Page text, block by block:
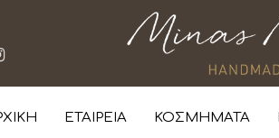
ΕΤΑΙΡΕΙΑ ΚΟΣΜΗΜΑΤΑ